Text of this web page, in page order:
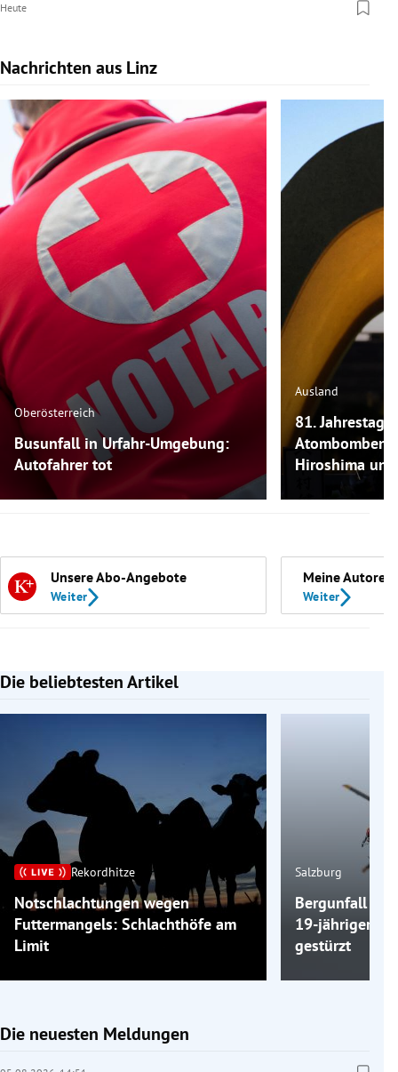
Heute
Nachrichten aus Linz
Slide 1 von 9
Oberösterreich
Busunfall in Urfahr-Umgebung:
Autofahrer tot
Ausland
81. Jahrestag:
Hiroshima
Unsere Abo-Angebote
Weiter
Meine Autoren
Weiter
Die beliebtesten Artikel
Slide 1 von 7
Rekordhitze
Notschlachtungen wegen
Futtermangels: Schlachthöfe am
Limit
Salzburg
Bergunfall am
19-jähriger
gestürzt
Die neuesten Meldungen